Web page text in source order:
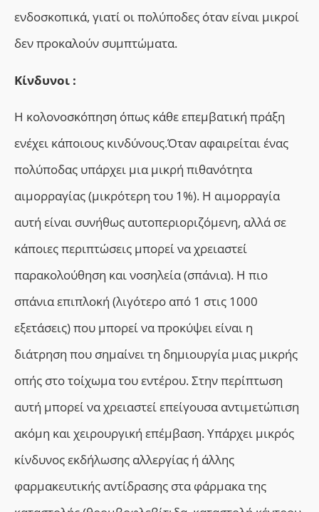
ενδοσκοπικά, γιατί οι πολύποδες όταν είναι μικροί
δεν προκαλούν συμπτώματα.
Κίνδυνοι :
Η κολονοσκόπηση όπως κάθε επεμβατική πράξη
ενέχει κάποιους κινδύνους.Όταν αφαιρείται ένας
πολύποδας υπάρχει μια μικρή πιθανότητα
αιμορραγίας (μικρότερη του 1%). Η αιμορραγία
αυτή είναι συνήθως αυτοπεριοριζόμενη, αλλά σε
κάποιες περιπτώσεις μπορεί να χρειαστεί
παρακολούθηση και νοσηλεία (σπάνια). Η πιο
σπάνια επιπλοκή (λιγότερο από 1 στις 1000
εξετάσεις) που μπορεί να προκύψει είναι η
διάτρηση που σημαίνει τη δημιουργία μιας μικρής
οπής στο τοίχωμα του εντέρου. Στην περίπτωση
αυτή μπορεί να χρειαστεί επείγουσα αντιμετώπιση
ακόμη και χειρουργική επέμβαση. Υπάρχει μικρός
κίνδυνος εκδήλωσης αλλεργίας ή άλλης
φαρμακευτικής αντίδρασης στα φάρμακα της